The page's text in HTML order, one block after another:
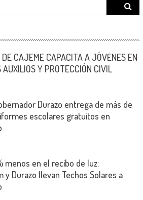
Search
for:
DE CAJEME CAPACITA A JÓVENES EN
AUXILIOS Y PROTECCIÓN CIVIL
Durazo entrega de más de
escolares gratuitos en
menos en el recibo de luz:
y Durazo llevan Techos Solares a